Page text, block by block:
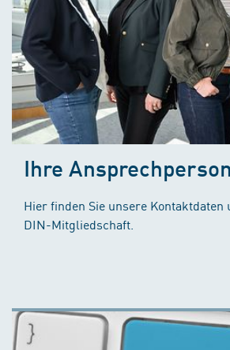
Ihre
Hier finden Sie unsere Kontaktdaten
DIN-Mitgliedschaft.